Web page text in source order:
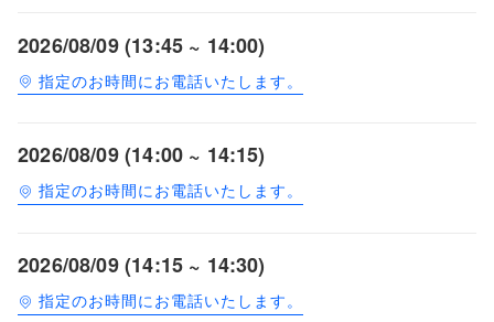
2026/08/09 (13:45 ~ 14:00)
指定のお時間にお電話いたします。
2026/08/09 (14:00 ~ 14:15)
指定のお時間にお電話いたします。
2026/08/09 (14:15 ~ 14:30)
指定のお時間にお電話いたします。